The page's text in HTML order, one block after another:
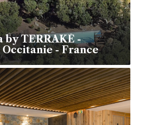
by TERRAKÉ -
Occitanie - France